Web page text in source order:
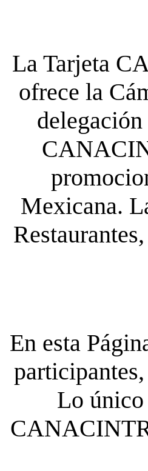
La Tarjeta
ofrece la
Mexicana.
En esta
Lo único